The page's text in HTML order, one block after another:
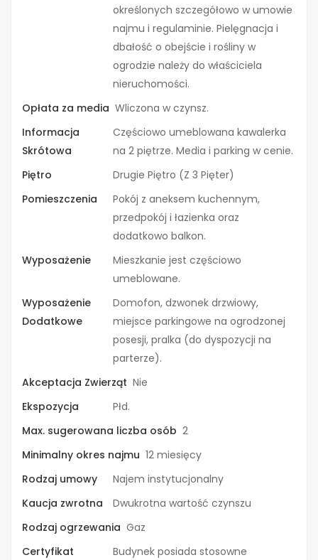
określonych szczegółowo w umowie
najmu i regulaminie. Pielęgnacja i
dbałość o obejście i rośliny w
ogrodzie należy do właściciela
nieruchomości.
Opłata za media Wliczona w czynsz.
Informacja
Skrótowa
Częściowo umeblowana kawalerka
na 2 piętrze. Media i parking w cenie.
Piętro
Drugie Piętro (Z 3 Pięter)
Pomieszczenia
Pokój z aneksem kuchennym,
przedpokój i łazienka oraz
dodatkowo balkon.
Wyposażenie
Mieszkanie jest częściowo
umeblowane.
Wyposażenie
Dodatkowe
Domofon, dzwonek drzwiowy,
miejsce parkingowe na ogrodzonej
posesji, pralka (do dyspozycji na
parterze).
Akceptacja Zwierząt Nie
Ekspozycja
Płd.
Max. sugerowana liczba osób 2
Minimalny okres najmu 12 miesięcy
Rodzaj umowy
Najem instytucjonalny
Kaucja zwrotna
Dwukrotna wartość czynszu
Rodzaj ogrzewania Gaz
Certyfikat
Budynek posiada stosowne